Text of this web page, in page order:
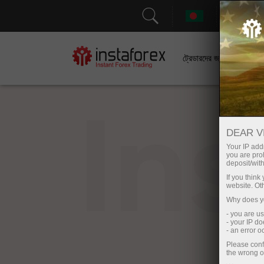
ট্রেডারদের জন্য
DEAR
Your IP
you are
deposit/
If you
website.
Why does
- you are
- your IP
- an error
Please
the wrong